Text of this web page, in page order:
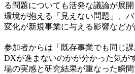
る問題についても活発な議論が展
環境が抱える「見えない問題」、
変化が新規事業に与える影響などが
参加者からは「既存事業でも同じ
DXが進まないのかが分かった気が
場の実感と研究結果が重なった瞬